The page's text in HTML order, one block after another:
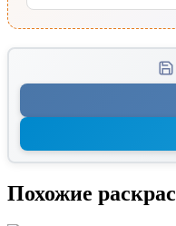
Похожие